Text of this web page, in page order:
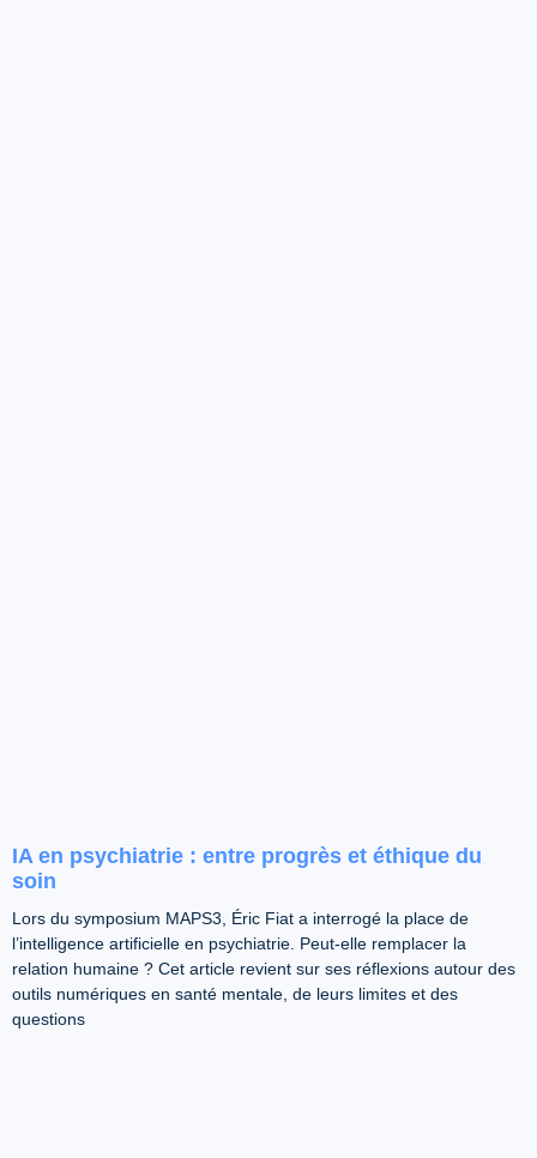
IA en psychiatrie : entre progrès et éthique du
soin
Lors du symposium MAPS3, Éric Fiat a interrogé la place de
l’intelligence artificielle en psychiatrie. Peut-elle remplacer la
relation humaine ? Cet article revient sur ses réflexions autour des
outils numériques en santé mentale, de leurs limites et des
questions